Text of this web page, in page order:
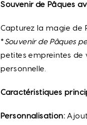
Souvenir de Pâques
Capturez la magie de
* Souvenir de Pâques
petites empreintes
personnelle.
Caractéristiques
Personnalisation: